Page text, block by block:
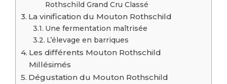
Rothschild Grand Cru Classé
La vinification du Mouton Rothschild
Une fermentation maîtrisée
L’élevage en barriques
Les différents Mouton Rothschild
Millésimés
Dégustation du Mouton Rothschild